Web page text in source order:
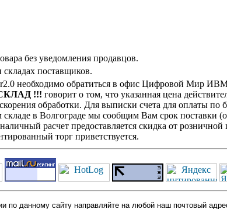
без уведомления продавцов.
поставщиков.
необходимо обратиться в офис Цифровой Мир ИВМ
!!! говорит о том, что указанная цена
обработки. Для выписки счета для оплаты по
в Волгограде мы сообщим Вам срок поставки
расчет предоставляется скидка от
торг приветствуется.
по данному сайту направляйте на любой наш почтовый